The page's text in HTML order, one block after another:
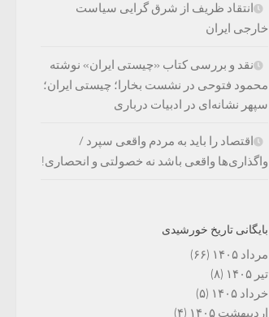
انتقاد ظریف از شرق گرایی سیاست
خارجی ایران
نقد و بررسی کتاب «چیستی ایران» نوشته
محمود فتوحی در نشست بخارا؛ چیستی ایران؛
سپهر نشانه‌ای در ادبیات درباری
اقتصاد را باید به مردم واقعی سپرد /
واگذاری‌ها واقعی باشد نه خصولتی و انحصاری!
بایگانی تاریخ خورشیدی
مرداد ۱۴۰۵
(۶۶)
تیر ۱۴۰۵
(۸)
خرداد ۱۴۰۵
(۵)
اردیبهشت ۱۴۰۵
(۴)